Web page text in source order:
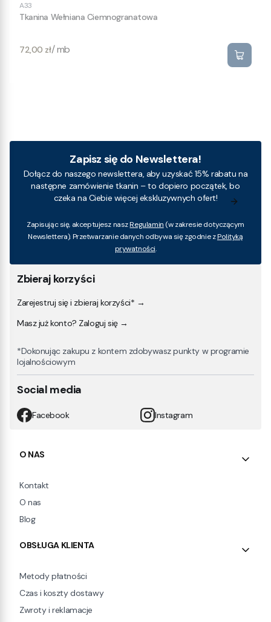
A33
Tkanina Wełniana Ciemnogranatowa
Cena
72,00 zł/ mb
Zbieraj korzyści
Zarejestruj się i zbieraj korzyści* →
Masz już konto? Zaloguj się →
*Dokonując zakupu z kontem zdobywasz punkty w programie
lojalnościowym
Social media
Facebook Instagram
Zapisz się do Newslettera!
Dołącz do naszego newslettera, aby uzyskać 15% rabatu na
następne zamówienie tkanin – to dopiero początek, bo
czeka na Ciebie więcej ekskluzywnych ofert!
Zapisując się, akceptujesz naszRegulamin (w zakresie dotyczącym
Newslettera). Przetwarzanie danych odbywa się zgodnie zPolityką
prywatności.
Linki w stopce
O NAS
Kontakt
O nas
Blog
OBSŁUGA KLIENTA
Metody płatności
Czas i koszty dostawy
Zwroty i reklamacje